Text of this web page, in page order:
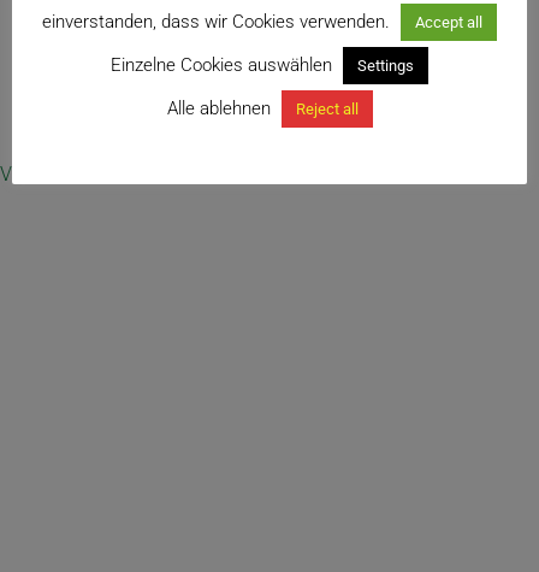
← Echinocereus texensis
Vertrag widerrufen
einverstanden, dass wir Cookies verwenden.
Accept all
Einzelne Cookies auswählen Settings
Alle ablehnen Reject all